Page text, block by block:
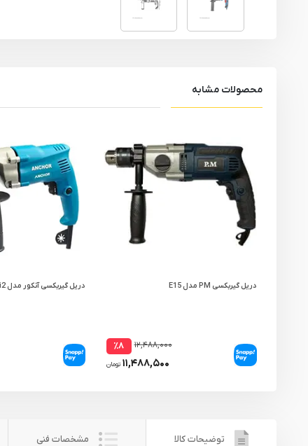
محصولات مشابه
دریل گیربکسی PM مدل E15
۱۲,۴۸۸,۰۰۰ ٪۸
۱۱,۴۸۸,۵۰۰ تومان
دریل گیربکسی آنکور مدل Ei2
توضیحات کالا مشخصات فنی